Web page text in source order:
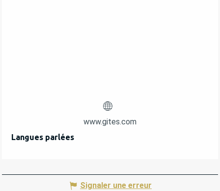
www.gites.com
Langues parlées
Langues parlées
Signaler une erreur